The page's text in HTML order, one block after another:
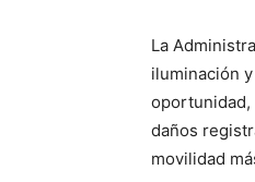
La
iluminación
oportunidad,
daños
movilidad